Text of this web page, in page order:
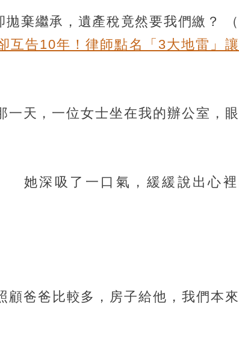
棄繼承，遺產稅竟然要我們繳？
互告10年！律師點名「3大地雷」
天，一位女士坐在我的辦公室，
她深吸了一口氣，緩緩說出心
顧爸爸比較多，房子給他，我們本